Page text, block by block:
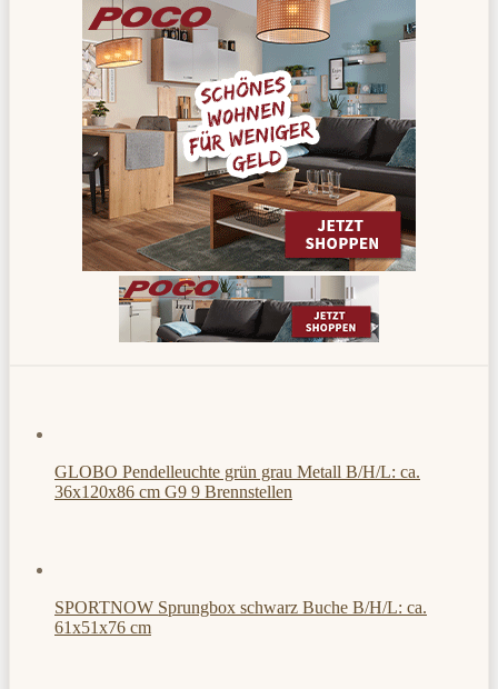
GLOBO Pendelleuchte grün grau Metall B/H/L: ca.
36x120x86 cm G9 9 Brennstellen
SPORTNOW Sprungbox schwarz Buche B/H/L: ca.
61x51x76 cm